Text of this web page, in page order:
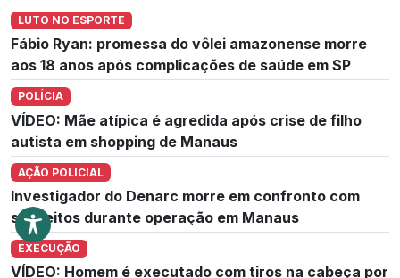
LUTO NO ESPORTE
Fábio Ryan: promessa do vôlei amazonense morre
aos 18 anos após complicações de saúde em SP
POLÍCIA
VÍDEO: Mãe atípica é agredida após crise de filho
autista em shopping de Manaus
AÇÃO POLICIAL
Investigador do Denarc morre em confronto com
suspeitos durante operação em Manaus
EXECUÇÃO
VÍDEO: Homem é executado com tiros na cabeça por